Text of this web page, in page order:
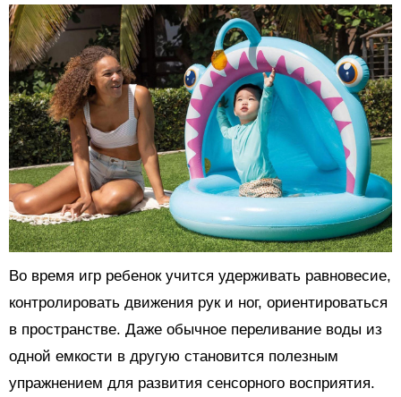
Во время игр ребенок учится удерживать равновесие,
контролировать движения рук и ног, ориентироваться
в пространстве. Даже обычное переливание воды из
одной емкости в другую становится полезным
упражнением для развития сенсорного восприятия.